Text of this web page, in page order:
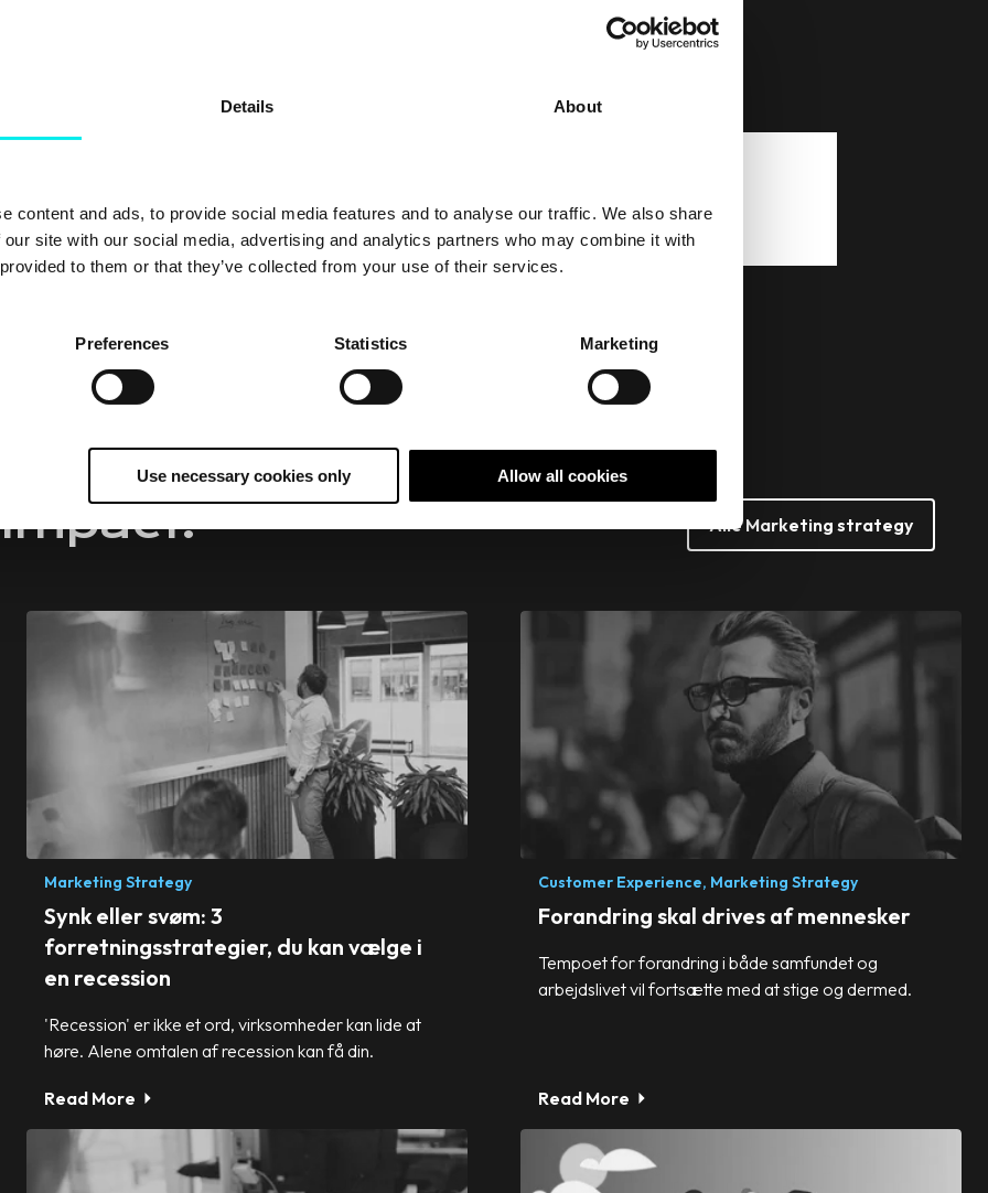
Details About
content and ads, to provide social media features and to analyse our traffic. We also share
site with our social media, advertising and analytics partners who may combine it with
to them or that they’ve collected from your use of their services.
Preferences Statistics Marketing
Use necessary cookies only Allow all cookies
Impact. Alle Marketing strategy
Marketing Strategy
Synk eller svøm: 3
forretningsstrategier, du kan vælge i
en recession
'Recession' er ikke et ord, virksomheder kan lide at
høre. Alene omtalen af recession kan få din.
Read More
Customer Experience, Marketing Strategy
Forandring skal drives af mennesker
Tempoet for forandring i både samfundet og
arbejdslivet vil fortsætte med at stige og dermed.
Read More